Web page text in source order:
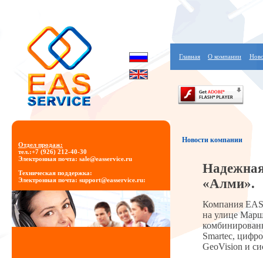
Главная О компании
Отдел продаж:
тел.:+7 (926) 212-40-30
Электронная почта: sale@easservice.ru
Техническая поддержка:
Электронная почта: support@easservice.ru:
Новости компании
«Алми».
Компания EAS
на улице
Smartec,
GeoVision и